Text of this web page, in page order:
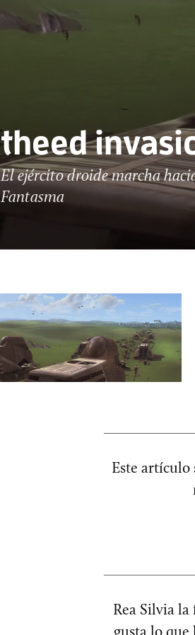
theed
El ejército droide marcha
Fantasma
Este artículo
Rea Silvia
gusta lo que